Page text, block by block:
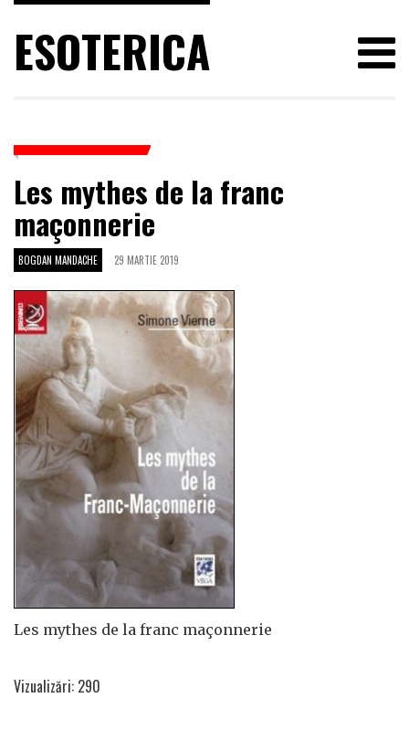
ESOTERICA
Les mythes de la franc
maçonnerie
BOGDAN MANDACHE 29 MARTIE 2019
Les mythes de la franc maçonnerie
Vizualizări: 290